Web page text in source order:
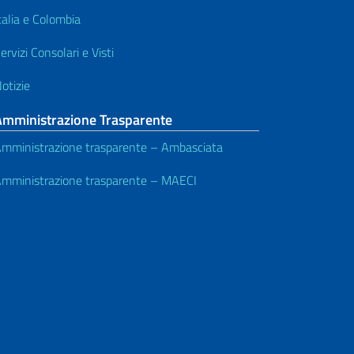
e Colombia
Consolari e Visti
Trasparente
trasparente – Ambasciata
trasparente – MAECI